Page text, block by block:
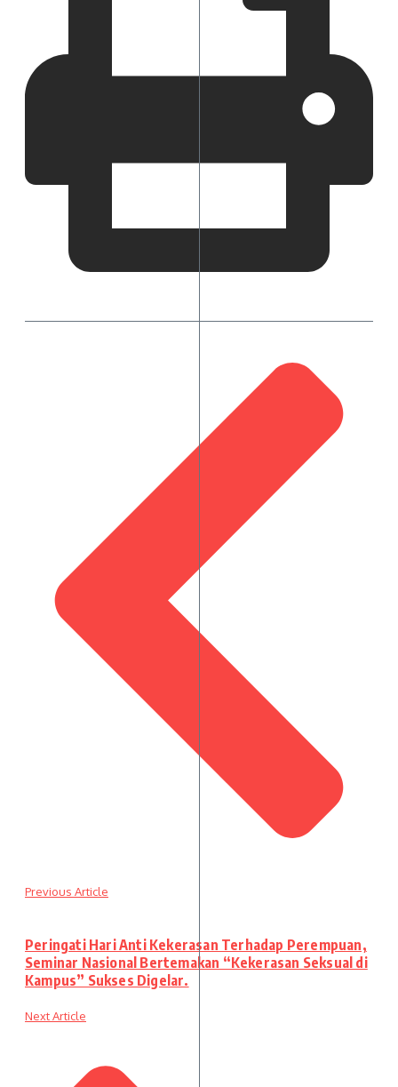
Previous Article
Peringati Hari Anti Kekerasan Terhadap Perempuan,
Seminar Nasional Bertemakan “Kekerasan Seksual di
Kampus” Sukses Digelar.
Next Article